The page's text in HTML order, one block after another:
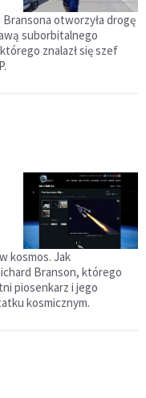
Bransona otworzyła drogę
suborbitalnego
znalazł się szef
kosmos. Jak
Branson, którego
piosenkarz i jego
kosmicznym.